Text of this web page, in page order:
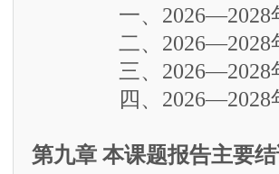
一、2026—2028年
二、2026—2028年
三、2026—2028年
四、2026—2028年
第九章 本课题报告主要